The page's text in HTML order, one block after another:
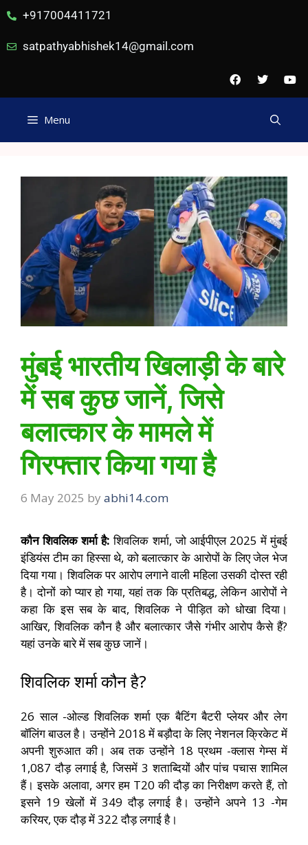
+917004411721
satpathyabhishek14@gmail.com
Menu
मुंबई भारतीय खिलाड़ी के बारे
में सब कुछ जानें, जिसे
बलात्कार के मामले में
गिरफ्तार किया गया है
6 May 2025 by abhi14.com
कौन शिवलिक शर्मा है: शिवलिक शर्मा, जो आईपीएल 2025 में मुंबई
इंडियंस टीम का हिस्सा थे, को बलात्कार के आरोपों के लिए जेल भेज
दिया गया। शिवलिक पर आरोप लगाने वाली महिला उसकी दोस्त रही
है। दोनों को प्यार हो गया, यहां तक ​​कि प्रतिबद्ध, लेकिन आरोपों ने
कहा कि इस सब के बाद, शिवलिक ने पीड़ित को धोखा दिया।
आखिर, शिवलिक कौन है और बलात्कार जैसे गंभीर आरोप कैसे हैं?
यहां उनके बारे में सब कुछ जानें।
शिवलिक शर्मा कौन है?
26 साल -ओल्ड शिवलिक शर्मा एक बैटिंग बैटरी प्लेयर और लेग
बॉलिंग बाउल है। उन्होंने 2018 में बड़ौदा के लिए नेशनल क्रिकेट में
अपनी शुरुआत की। अब तक उन्होंने 18 प्रथम -क्लास गेम्स में
1,087 दौड़ लगाई है, जिसमें 3 शताब्दियों और पांच पचास शामिल
हैं। इसके अलावा, अगर हम T20 की दौड़ का निरीक्षण करते हैं, तो
इसने 19 खेलों में 349 दौड़ लगाई है। उन्होंने अपने 13 -गेम
करियर, एक दौड़ में 322 दौड़ लगाई है।